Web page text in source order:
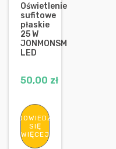
Oświetlenie
sufitowe
płaskie
25 W
JONMONSM
LED
50,00 zł
DOWIEDZ
SIĘ
WIĘCEJ